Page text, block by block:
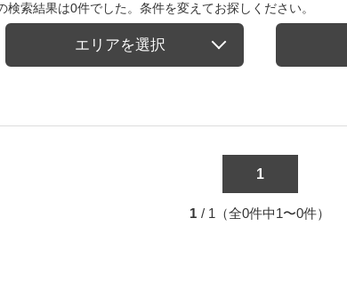
検索結果は0件でした。条件を変えてお探しください。
エリアを選択
1
1 / 1（全0件中1〜0件）